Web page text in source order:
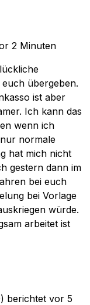
2 Minuten
übergeben.
ist aber
Ich kann das
wenn ich
normale
hat mich nicht
gestern dann im
bei euch
bei Vorlage
würde.
arbeitet ist
berichtet vor 5